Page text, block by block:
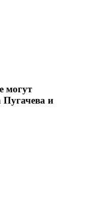
могут
Пугачева и